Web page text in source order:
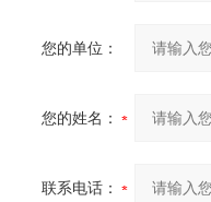
您的单位：
您的姓名：
联系电话：